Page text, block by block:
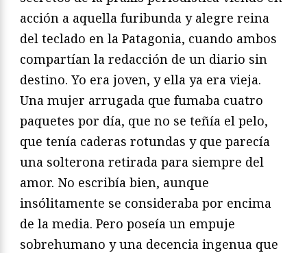
acción a aquella furibunda y alegre reina
del teclado en la Patagonia, cuando ambos
compartían la redacción de un diario sin
destino. Yo era joven, y ella ya era vieja.
Una mujer arrugada que fumaba cuatro
paquetes por día, que no se teñía el pelo,
que tenía caderas rotundas y que parecía
una solterona retirada para siempre del
amor. No escribía bien, aunque
insólitamente se consideraba por encima
de la media. Pero poseía un empuje
sobrehumano y una decencia ingenua que